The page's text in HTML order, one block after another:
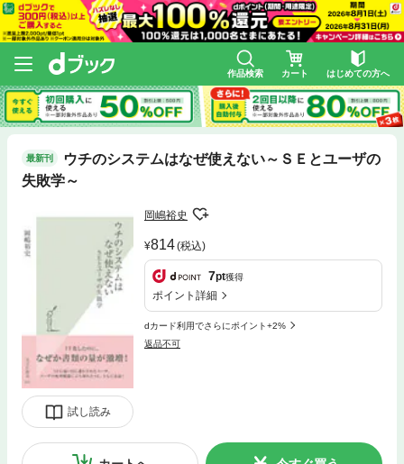
作品検索 カート はじめての方へ
最新刊
ウチのシステムはなぜ使えない～ＳＥとユーザの
失敗学～
試し読み
岡嶋裕史
814(税込)
7pt獲得
ポイント詳細
dカード利用でさらにポイント+2%
返品不可